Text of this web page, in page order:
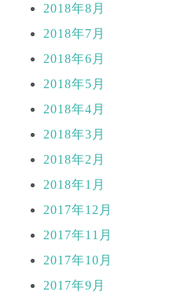
2018年8月
2018年7月
2018年6月
2018年5月
2018年4月
2018年3月
2018年2月
2018年1月
2017年12月
2017年11月
2017年10月
2017年9月